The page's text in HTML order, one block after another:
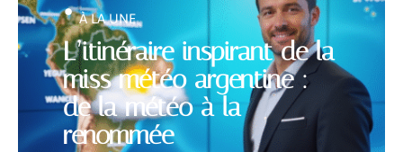
L’itinéraire inspirant de la
miss météo argentine :
de la météo à la
renommée
À LA UNE